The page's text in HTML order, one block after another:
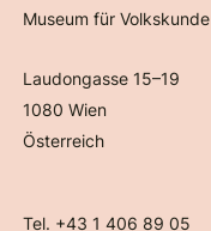
Museum für Volkskunde
Laudongasse 15–19
1080 Wien
Österreich
Tel. +43 1 406 89 05